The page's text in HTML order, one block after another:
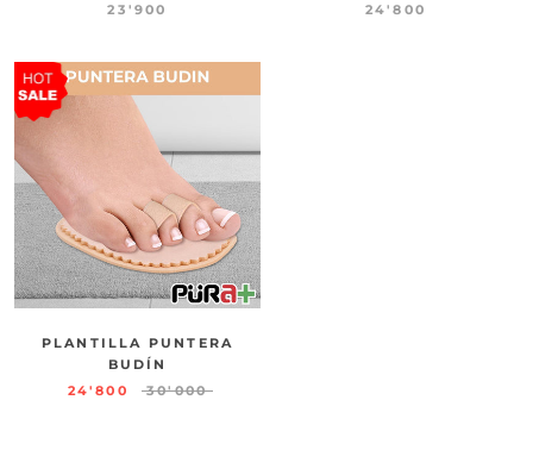
23'900
24'800
PLANTILLA PUNTERA
BUDÍN
24'800
30'000